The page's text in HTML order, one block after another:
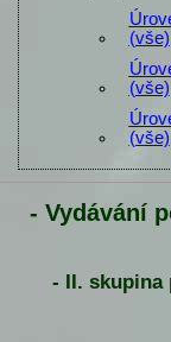
(vše)
(vše)
(vše)
- Vydávání
- II. skupina